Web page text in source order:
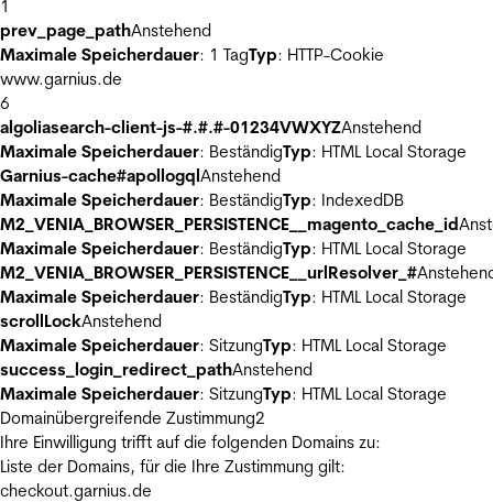
1
prev_page_pathAnstehend
Maximale Speicherdauer: 1 TagTyp: HTTP-Cookie
www.garnius.de
6
algoliasearch-client-js-#.#.#-01234VWXYZAnstehend
Maximale Speicherdauer: BeständigTyp: HTML Local Storage
Garnius-cache#apollogqlAnstehend
Maximale Speicherdauer: BeständigTyp: IndexedDB
M2_VENIA_BROWSER_PERSISTENCE__magento_cache_id
Maximale Speicherdauer: BeständigTyp: HTML Local Storage
M2_VENIA_BROWSER_PERSISTENCE__urlResolver_#
Maximale Speicherdauer: BeständigTyp: HTML Local Storage
scrollLockAnstehend
Maximale Speicherdauer: SitzungTyp: HTML Local Storage
success_login_redirect_pathAnstehend
Maximale Speicherdauer: SitzungTyp: HTML Local Storage
Domainübergreifende Zustimmung2
Ihre Einwilligung trifft auf die folgenden Domains zu:
Liste der Domains, für die Ihre Zustimmung gilt:
checkout.garnius.de